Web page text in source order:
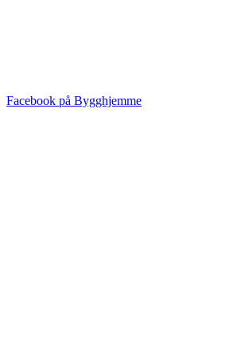
Facebook på Bygghjemme